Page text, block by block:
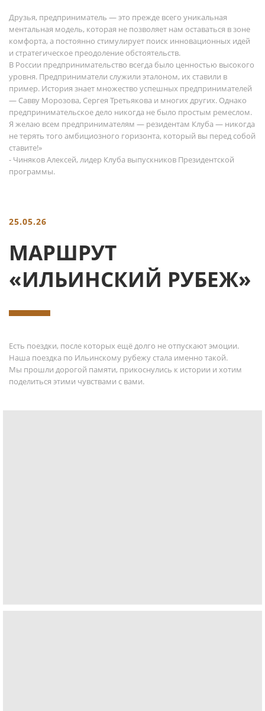
Друзья, предприниматель — это прежде всего уникальная
ментальная модель, которая не позволяет нам оставаться в зоне
комфорта, а постоянно стимулирует поиск инновационных идей
и стратегическое преодоление обстоятельств.
В России предпринимательство всегда было ценностью высокого
уровня. Предприниматели служили эталоном, их ставили в
пример. История знает множество успешных предпринимателей
— Савву Морозова, Сергея Третьякова и многих других. Однако
предпринимательское дело никогда не было простым ремеслом.
Я желаю всем предпринимателям — резидентам Клуба — никогда
не терять того амбициозного горизонта, который вы перед собой
ставите!»
- Чиняков Алексей, лидер Клуба выпускников Президентской
программы.
25.05.26
МАРШРУТ
«ИЛЬИНСКИЙ РУБЕЖ»
Есть поездки, после которых ещё долго не отпускают эмоции.
Наша поездка по Ильинскому рубежу стала именно такой.
Мы прошли дорогой памяти, прикоснулись к истории и хотим
поделиться этими чувствами с вами.